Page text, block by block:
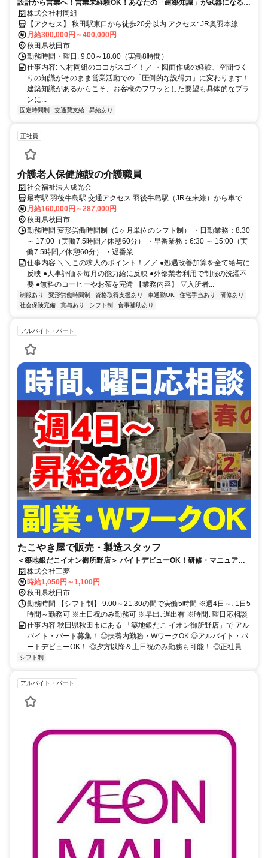
設計から営業へ！営業未経験OK！あなたの「建築知識」が武器になる！
お客様の笑顔を直接見れる住宅プランナー！／反響営業・残業月10h以
内
株式会社村岡組
【アクセス】 秋田駅東口から徒歩20分以内 アクセス: JR奥羽本線
「四ツ小屋駅」より車で約5分、または「秋田駅」より車で約15分
（バスの場合：秋田駅東口バスターミナルより秋田中央交通バス「御
所野線」乗車、「御所野小学校前」バス停下車徒歩約3分）
月給300,000円～400,000円
秋田県秋田市
勤務時間・曜日: 9:00～18:00（実働8時間）
仕事内容: ＼村岡組のココがスゴイ！／ ・図面作成の経験、空間づく
りの知識がそのまま営業活動での「圧倒的な説得力」に変わります！
建築知識があるからこそ、お客様のフワッとした要望も具体的なプラ
ンに...
固定時間制 交通費支給 昇給あり
正社員
介護老人保健施設の介護職員
社会福祉法人成光会
最寄駅 羽後牛島駅 交通アクセス 羽後牛島駅（JR在来線）から車で約
10分
月給160,000円～287,000円
秋田県秋田市
勤務時間 変形労働時間制（1ヶ月単位のシフト制） ・日勤業務：8:30
～ 17:00（実働7.5時間／休憩60分） ・早番業務：6:30 ～ 15:00（実
働7.5時間／休憩60分） ・遅番業...
仕事内容 ＼＼この求人のポイント！／／ ●処遇改善加算を全て給与に
反映 ●人事評価を毎月の能力給に反映 ●外部業者利用で制服の洗濯不
要 ●無料のコーヒーやお茶を完備 【業務内容】 ▽入所者...
制服あり 変形労働時間制 資格取得支援あり 車通勤OK 住宅手当あり
研修あり
社会保険完備
賞与あり シフト制 食事補助あり
アルバイト・パート
たこやき屋で販売・製造スタッフ
＜築地銀だこイオン御所野店＞ バイトデビューOK！研修・マニュアル
あり！経験不問！
株式会社三夢
時給1,050円～1,100円
秋田県秋田市
勤務時間 【シフト制】 9:00～21:30の間で実働5時間 ※週4日～､1日5
時間～勤務可 ※土日祝のみ勤務可 ※早出､遅出有 ※時間､曜日応相談
仕事内容 秋田県秋田市にある 「築地銀だこ イオン御所野店」で アル
バイト・パート募集！ ◎扶養内勤務・WワークOK ◎アルバイト・パ
ートデビューOK！ ◎夕方以降＆土日祝のみ勤務も可能！ ◎正社員...
シフト制
アルバイト・パート